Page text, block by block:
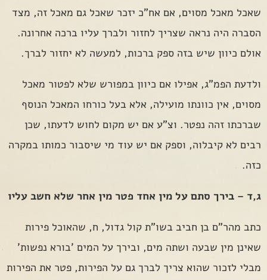
שאכל מאכל מסוים, אם אח"כ יזכר שאכל גם מאכל זה, מצד
הסברה היה נראה שצריך לחזור ולברך עליו ברכה אחרונה.
אולם כיוון שיש בזה ספק ברכות, למעשה לא יחזור לברך.
ולדעת הפמ"ג, אפילו אם כיוון במפורש שלא לפטור מאכל
מסוים, אין כוונתו מועילה, אלא בעל כורחו המאכל הנוסף
שברכתו זהה נפטר. וצ"ע אם יש מקום לחוש לדעתו, שכן
רבים לא קיבלוה, וספק אם יש עוד מי שיסבור כמותו במקרה
כזה.
ג,ד – בירך סתם על מין אחד פטר מין אחר שלא חשב עליו
כתב מהר"ם בן חביב בשו"ת קול גדול, ח, שהאוכל פירות
שאינן מין שבעה ושתה מים, ובירך על המים 'בורא נפשות'
מבלי לזכור שהוא צריך לברך גם על הפירות, פטר את הפירות